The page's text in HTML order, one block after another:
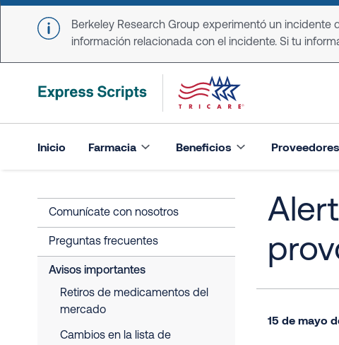
Skip to main content
Berkeley Research Group experimentó un
información relacionada con el incidente. Si tu
Inicio Farmacia Beneficios Proveedores
Comunícate con nosotros
Preguntas frecuentes
Avisos importantes
Retiros de medicamentos del
mercado
Cambios en la lista de
15 de mayo